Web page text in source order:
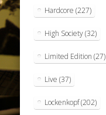
Hardcore (227)
High Society(32)
Limited Edition (27)
Live (37)
Lockenkopf(202)